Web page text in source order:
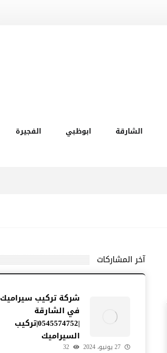
الشارقة ابوظبي
الفجيرة
آخر المشاركات
شركة تركيب سيراميك
في الشارقة
|0545574752|تركيب
السيراميك
27 يونيو، 2024 32